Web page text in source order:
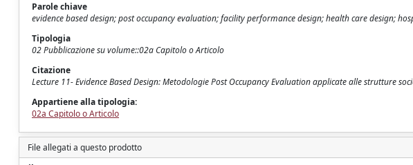
Parole chiave
evidence based design; post occupancy evaluation; facility performance design; health care design;
Tipologia
02 Pubblicazione su volume::02a Capitolo o Articolo
Citazione
Lecture 11- Evidence Based Design: Metodologie Post Occupancy Evaluation applicate alle strutture
Appartiene alla tipologia:
02a Capitolo o Articolo
File allegati a questo prodotto